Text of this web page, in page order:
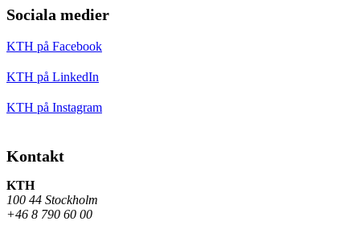
Sociala medier
KTH på Facebook
KTH på LinkedIn
KTH på Instagram
Kontakt
KTH
100 44 Stockholm
+46 8 790 60 00